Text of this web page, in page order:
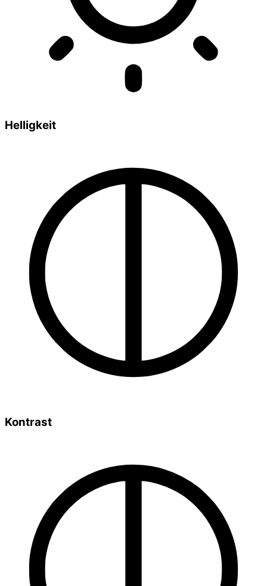
Helligkeit
Kontrast